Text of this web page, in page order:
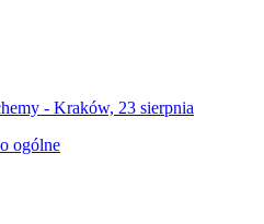
- Kraków, 23 sierpnia
ogólne